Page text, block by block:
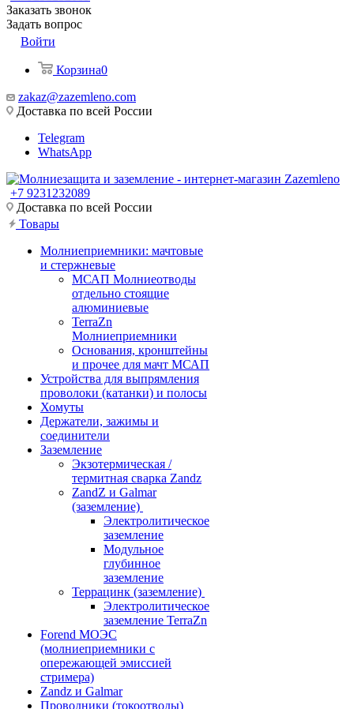
Заказать звонок
Задать вопрос
Войти
Корзина0
zakaz@zazemleno.com
Доставка по всей России
Telegram
WhatsApp
+7 9231232089
Доставка по всей России
Товары
Молниеприемники: мачтовые
и стержневые
МСАП Молниеотводы
отдельно стоящие
алюминиевые
TerraZn
Молниеприемники
Основания, кронштейны
и прочее для мачт МСАП
Устройства для выпрямления
проволоки (катанки) и полосы
Хомуты
Держатели, зажимы и
соединители
Заземление
Экзотермическая /
термитная сварка Zandz
ZandZ и Galmar
(заземление)
Электролитическое
заземление
Модульное
глубинное
заземление
Террацинк (заземление)
Электролитическое
заземление TerraZn
Forend МОЭС
(молниеприемники с
опережающей эмиссией
стримера)
Zandz и Galmar
Проводники (токоотводы)